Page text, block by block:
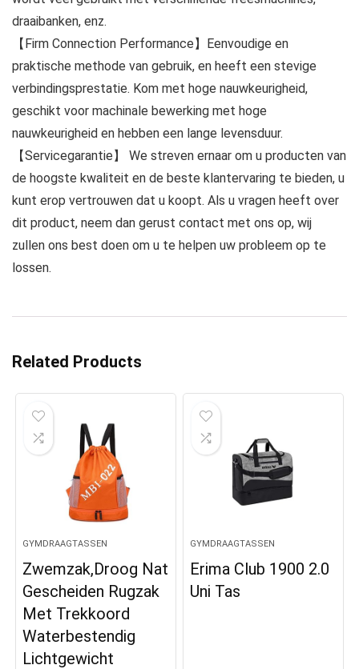
draaibanken, enz.
【Firm Connection Performance】Eenvoudige en
praktische methode van gebruik, en heeft een stevige
verbindingsprestatie. Kom met hoge nauwkeurigheid,
geschikt voor machinale bewerking met hoge
nauwkeurigheid en hebben een lange levensduur.
【Servicegarantie】 We streven ernaar om u producten van
de hoogste kwaliteit en de beste klantervaring te bieden, u
kunt erop vertrouwen dat u koopt. Als u vragen heeft over
dit product, neem dan gerust contact met ons op, wij
zullen ons best doen om u te helpen uw probleem op te
lossen.
Related Products
GYMDRAAGTASSEN
Zwemzak,Droog Nat
Gescheiden Rugzak
Met Trekkoord
Waterbestendig
Lichtgewicht
GYMDRAAGTASSEN
Erima Club 1900 2.0
Uni Tas